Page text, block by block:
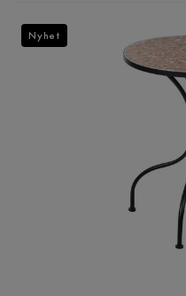
Nyhet